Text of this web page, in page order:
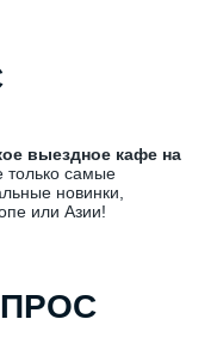
выездное кафе на
только самые
новинки,
или Азии!